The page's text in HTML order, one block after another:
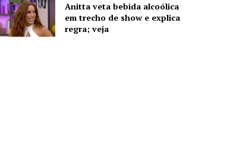
Anitta veta bebida alcoólica
em trecho de show e explica
regra; veja